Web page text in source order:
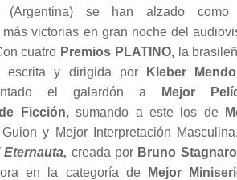
(Argentina) se han alzado como
victorias en gran noche del
cuatro Premios PLATINO,la
escrita y dirigida por
Kleber
el galardón a
Mejor
Ficción,sumando a este los de
y Mejor Interpretación
Eternauta, creada por Bruno
en la categoría de
Mejor